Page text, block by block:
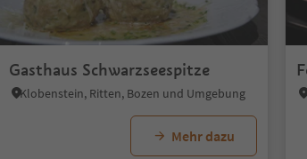
Gasthaus Schwarzseespitze
Klobenstein, Ritten, Bozen und Umgebung
Mehr dazu